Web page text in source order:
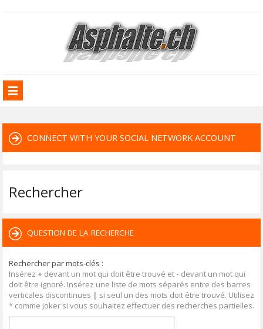
CONNECT WITH YOUR SOCIAL NETWORK ACCOUNT
Rechercher
QUESTION DE LA RECHERCHE
Rechercher par mots-clés :
Insérez + devant un mot qui doit être trouvé et - devant un mot qui
doit être ignoré. Insérez une liste de mots séparés entre des barres
verticales discontinues | si seul un des mots doit être trouvé. Utilisez
* comme joker si vous souhaitez effectuer des recherches partielles.